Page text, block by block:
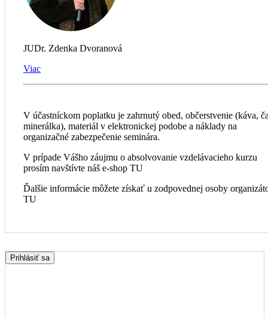
JUDr. Zdenka Dvoranová
Viac
V účastníckom poplatku je zahrnutý obed, občerstvenie (káva,
minerálka), materiál v elektronickej podobe a náklady na
organizačné zabezpečenie seminára.
V prípade Vášho záujmu o absolvovanie vzdelávacieho kurzu
prosím navštívte náš e-shop TU
Ďalšie informácie môžete získať u zodpovednej osoby
TU
Prihlásiť sa